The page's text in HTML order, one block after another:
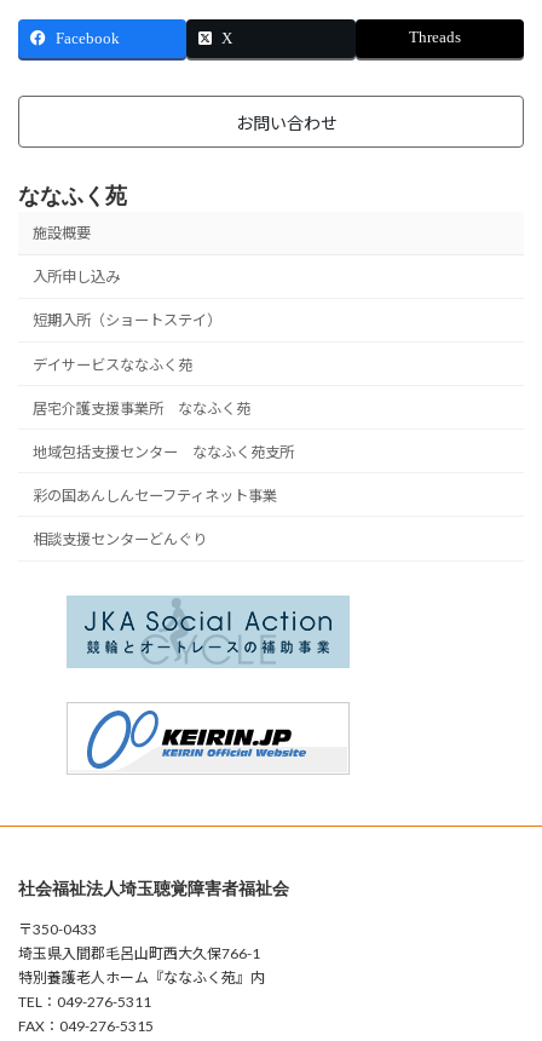
Facebook X Threads
お問い合わせ
ななふく苑
施設概要
入所申し込み
短期入所（ショートステイ）
デイサービスななふく苑
居宅介護支援事業所 ななふく苑
地域包括支援センター ななふく苑支所
彩の国あんしんセーフティネット事業
相談支援センターどんぐり
社会福祉法人埼玉聴覚障害者福祉会
〒350-0433
埼玉県入間郡毛呂山町西大久保766-1
特別養護老人ホーム『ななふく苑』内
TEL：049-276-5311
FAX：049-276-5315